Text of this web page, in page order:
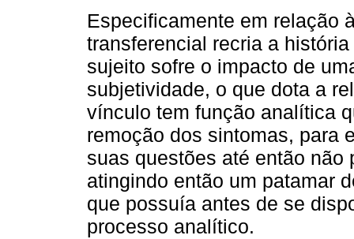
Especificamente em relação
transferencial recria a
sujeito sofre o impacto de
subjetividade, o que dota a
vínculo tem função analítica
remoção dos sintomas, para
suas questões até então
atingindo então um patamar
que possuía antes de se
processo analítico.